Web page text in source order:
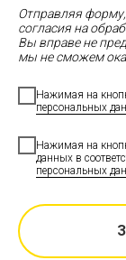
Отправляя
согласия на
Вы вправе не
мы не сможем
Нажимая на
персональных
Нажимая на
данных в
персональных